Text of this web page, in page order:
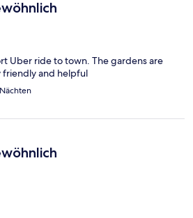
Uber ride to town. The gardens are
friendly and helpful